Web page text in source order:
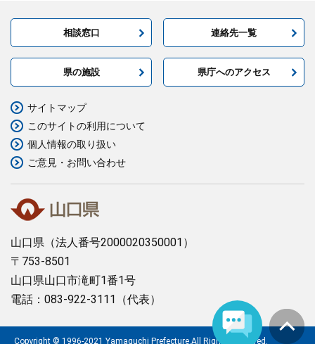
相談窓口 連絡先一覧
県の施設 県庁へのアクセス
山口県 （法人番号2000020350001）
〒753-8501
山口県山口市滝町1番1号
電話：083-922-3111（代表）
サイトマップ
このサイトの利用について
個人情報の取り扱い
ご意見・お問い合わせ
Copyright © 1996-2021 Yamaguchi Prefecture.All Rights Reserved.